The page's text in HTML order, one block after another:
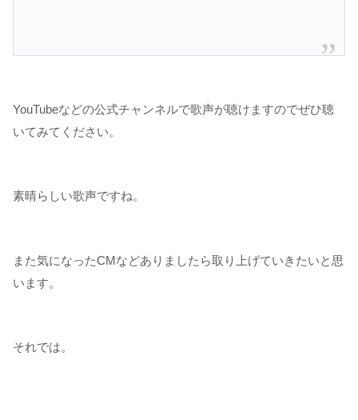
YouTubeなどの公式チャンネルで歌声が聴けますのでぜひ聴
いてみてください。
素晴らしい歌声ですね。
また気になったCMなどありましたら取り上げていきたいと思
います。
それでは。